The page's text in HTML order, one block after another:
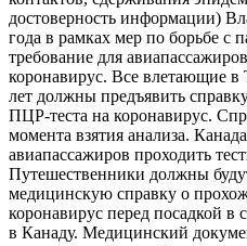
достоверность информации)
года в рамках мер по борьбе с
требование для
коронавирус. Все влетающие
лет должны предъявить
ПЦР-теста на коронавирус.
момента взятия анализа.
авиапассажиров проходить
Путешественники должны
медицинскую справку о
коронавирус перед посадкой в
в Канаду. Медицинский